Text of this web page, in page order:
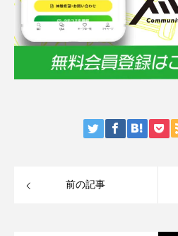
前の記事